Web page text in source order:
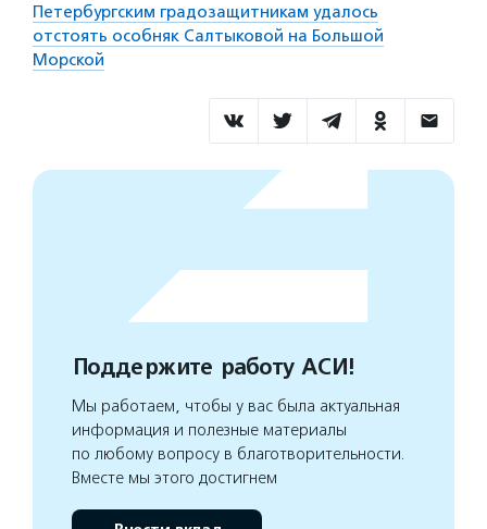
Петербургским градозащитникам удалось
отстоять особняк Салтыковой на Большой
Морской
Поддержите работу АСИ!
Мы работаем, чтобы у вас была актуальная
информация и полезные материалы
по любому вопросу в благотворительности.
Вместе мы этого достигнем